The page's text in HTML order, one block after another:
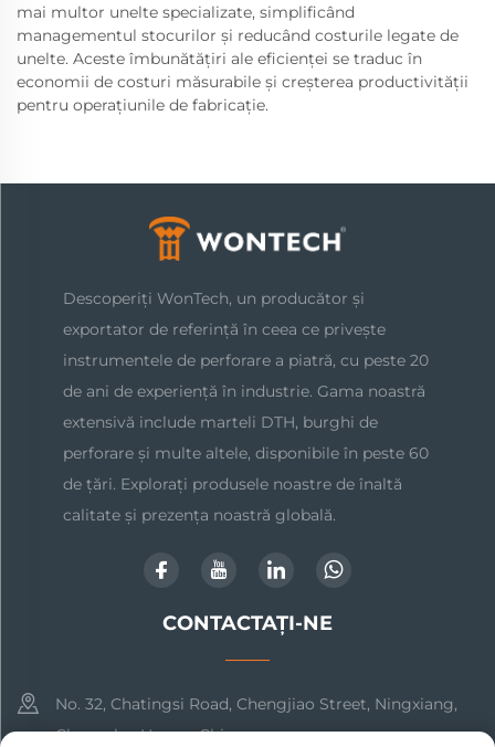
mai multor unelte specializate, simplificând
managementul stocurilor și reducând costurile legate de
unelte. Aceste îmbunătățiri ale eficienței se traduc în
economii de costuri măsurabile și creșterea productivității
pentru operațiunile de fabricație.
Descoperiți WonTech, un producător și
exportator de referință în ceea ce privește
instrumentele de perforare a piatră, cu peste 20
de ani de experiență în industrie. Gama noastră
extensivă include marteli DTH, burghi de
perforare și multe altele, disponibile în peste 60
de țări. Explorați produsele noastre de înaltă
calitate și prezența noastră globală.
CONTACTAȚI-NE
No. 32, Chatingsi Road, Chengjiao Street, Ningxiang,
Changsha, Hunan, China